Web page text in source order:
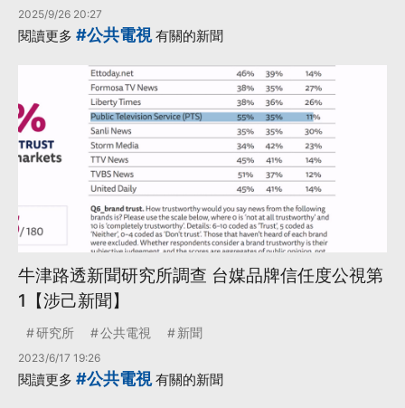
2025/9/26 20:27
閱讀更多 #公共電視有關的新聞
牛津路透新聞研究所調查 台媒品牌信任度公視第
1【涉己新聞】
研究所 公共電視 新聞
2023/6/17 19:26
閱讀更多 #公共電視有關的新聞